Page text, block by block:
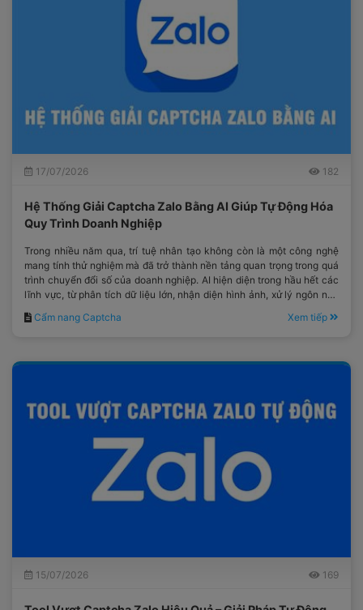
17/07/2026 182
Hệ Thống Giải Captcha Zalo Bằng AI Giúp Tự Động Hóa
Quy Trình Doanh Nghiệp
Trong nhiều năm qua, trí tuệ nhân tạo không còn là một công nghệ
mang tính thử nghiệm mà đã trở thành nền tảng quan trọng trong quá
trình chuyển đổi số của doanh nghiệp. AI hiện diện trong hầu hết các
lĩnh vực, từ phân tích dữ liệu lớn, nhận diện hình ảnh, xử lý ngôn ngữ
tự nhiên cho đến tối ưu hóa quy trình vận hành.
Cẩm nang Captcha Xem tiếp
15/07/2026 169